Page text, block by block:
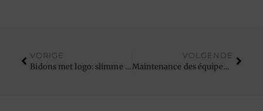
VORIGE
Bidons met logo: slimme zichtbaarheid voor de Vlaamse zakenwereld
VOLGENDE
Maintenance des équipements d’impression textile professionnelle : prolonger la durée de vie